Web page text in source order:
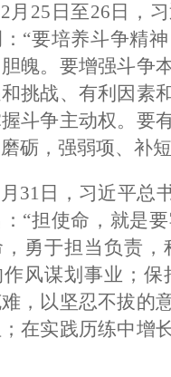
月25日至26日，
“要培养斗争精
魄。要增强斗争
挑战、有利因素
斗争主动权。要
砺，强弱项、补
31日，习近平总
“担使命，就是
勇于担当负责
风谋划事业；
，以坚忍不拔的
在实践历练中增